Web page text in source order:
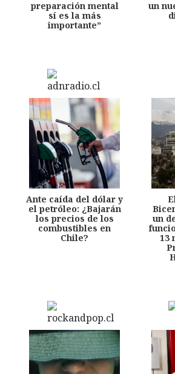
preparación mental
sí es la más
importante”
un
Ante caída del dólar y
el petróleo: ¿Bajarán
los precios de los
combustibles en
Chile?
un
13